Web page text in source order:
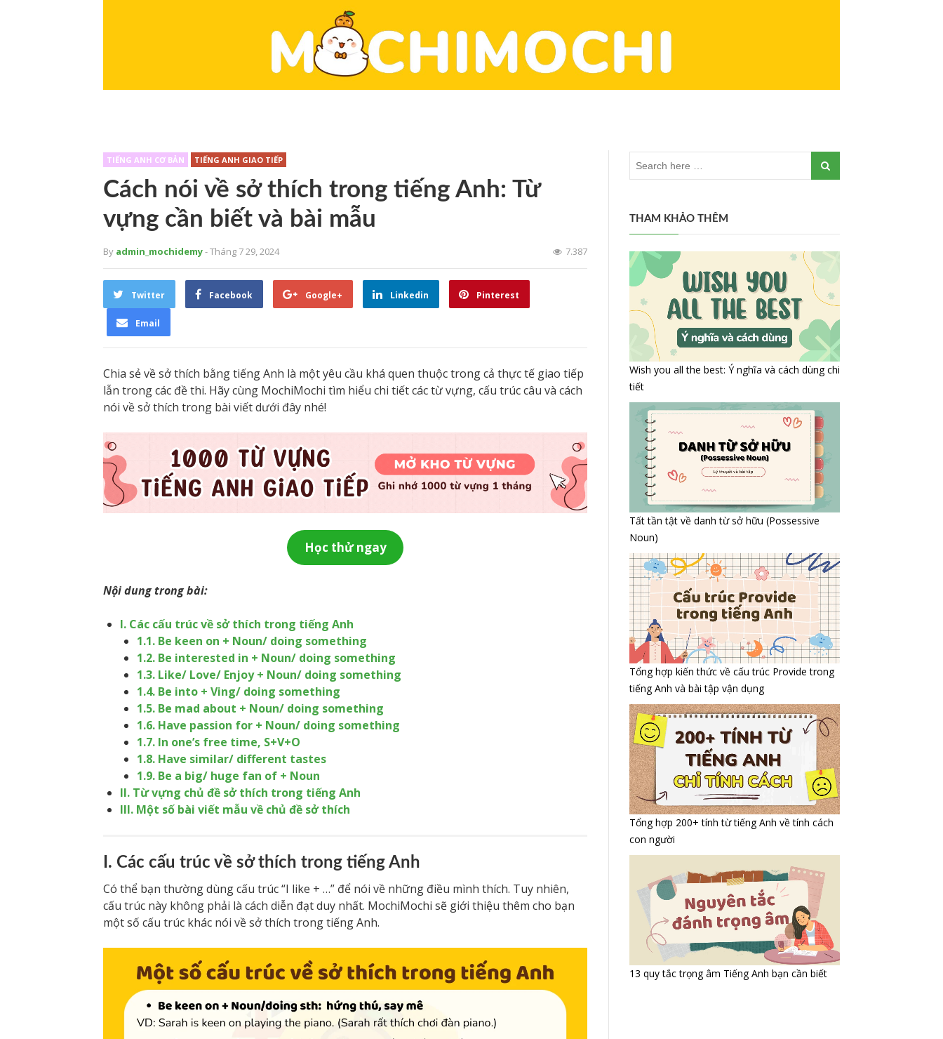
TIẾNG ANH CƠ BẢN TIẾNG ANH GIAO TIẾP
Cách nói về sở thích trong tiếng Anh: Từ
vựng cần biết và bài mẫu
By admin_mochidemy- Tháng 7 29, 2024 7.387
Twitter Facebook Google+ Linkedin Pinterest
Email
Chia sẻ về sở thích bằng tiếng Anh là một yêu cầu khá quen thuộc trong cả thực tế giao tiếp
lẫn trong các đề thi. Hãy cùng MochiMochi tìm hiểu chi tiết các từ vựng, cấu trúc câu và cách
nói về sở thích trong bài viết dưới đây nhé!
Học thử ngay
Nội dung trong bài:
I. Các cấu trúc về sở thích trong tiếng Anh
1.1. Be keen on + Noun/ doing something
1.2. Be interested in + Noun/ doing something
1.3. Like/ Love/ Enjoy + Noun/ doing something
1.4. Be into + Ving/ doing something
1.5. Be mad about + Noun/ doing something
1.6. Have passion for + Noun/ doing something
1.7. In one’s free time, S+V+O
1.8. Have similar/ different tastes
1.9. Be a big/ huge fan of + Noun
II. Từ vựng chủ đề sở thích trong tiếng Anh
III. Một số bài viết mẫu về chủ đề sở thích
I. Các cấu trúc về sở thích trong tiếng Anh
Có thể bạn thường dùng cấu trúc “I like + …” để nói về những điều mình thích. Tuy nhiên,
cấu trúc này không phải là cách diễn đạt duy nhất. MochiMochi sẽ giới thiệu thêm cho bạn
một số cấu trúc khác nói về sở thích trong tiếng Anh.
THAM KHẢO THÊM
Wish you all the best: Ý nghĩa và cách dùng chi
tiết
Tất tần tật về danh từ sở hữu (Possessive
Noun)
Tổng hợp kiến thức về cấu trúc Provide trong
tiếng Anh và bài tập vận dụng
Tổng hợp 200+ tính từ tiếng Anh về tính cách
con người
13 quy tắc trọng âm Tiếng Anh bạn cần biết